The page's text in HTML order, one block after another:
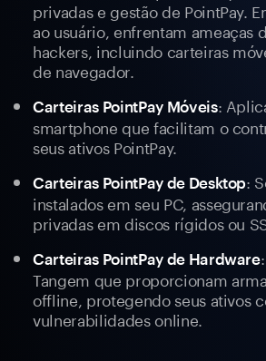
privadas e gestão de PointPay.
ao usuário, enfrentam ameaças
hackers, incluindo carteiras
de navegador.
Carteiras PointPay Móveis:
smartphone que facilitam o
seus ativos PointPay.
Carteiras PointPay de Desktop:
instalados em seu PC,
privadas em discos rígidos ou
Carteiras PointPay de Hardware
Tangem que proporcionam
offline, protegendo seus ativos
vulnerabilidades online.